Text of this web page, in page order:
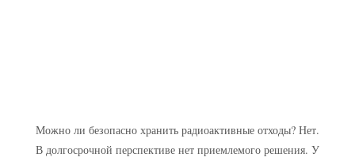
Можно ли безопасно хранить радиоактивные отходы?Нет.
В долгосрочной перспективе нет приемлемого решения. У